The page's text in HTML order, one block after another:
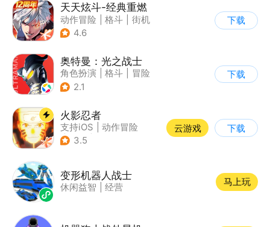
天天炫斗-经典重燃
动作冒险 格斗
街机
| 动漫
4.6
下载
奥特曼：光之战士
角色扮演 格斗
冒险
| 童年
2.1
下载
火影忍者
支持iOS
动作冒险
| 格斗
3.5
云游戏 下载
变形机器人战士
休闲益智 经营
马上玩